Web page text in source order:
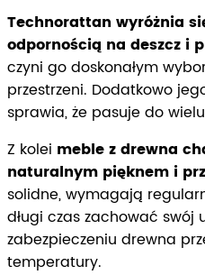
Technorattan wyróżnia
odpornością na deszcz i
czyni go doskonałym
przestrzeni. Dodatkowo
sprawia, że pasuje do
Z kolei meble z drewna
naturalnym pięknem i
solidne, wymagają
długi czas zachować swój
zabezpieczeniu drewna
temperatury.